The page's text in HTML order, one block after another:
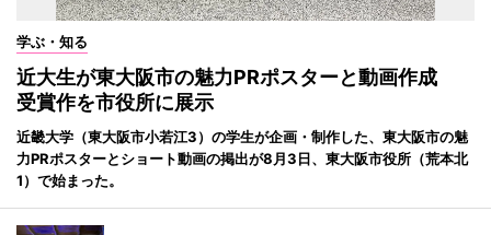
学ぶ・知る
近大生が東大阪市の魅力PRポスターと動画作成
受賞作を市役所に展示
近畿大学（東大阪市小若江3）の学生が企画・制作した、東大阪市の魅
力PRポスターとショート動画の掲出が8月3日、東大阪市役所（荒本北
1）で始まった。